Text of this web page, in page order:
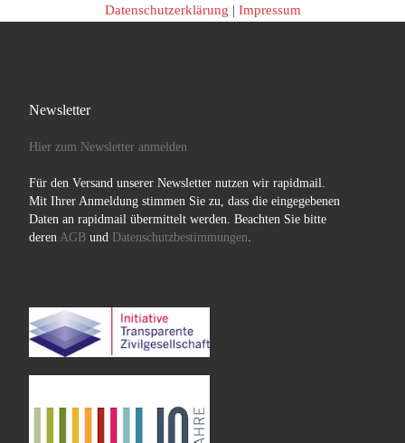
Datenschutzerklärung | Impressum
Newsletter
Hier zum Newsletter anmelden
Für den Versand unserer Newsletter nutzen wir rapidmail.
Mit Ihrer Anmeldung stimmen Sie zu, dass die eingegebenen
Daten an rapidmail übermittelt werden. Beachten Sie bitte
deren AGBund Datenschutzbestimmungen